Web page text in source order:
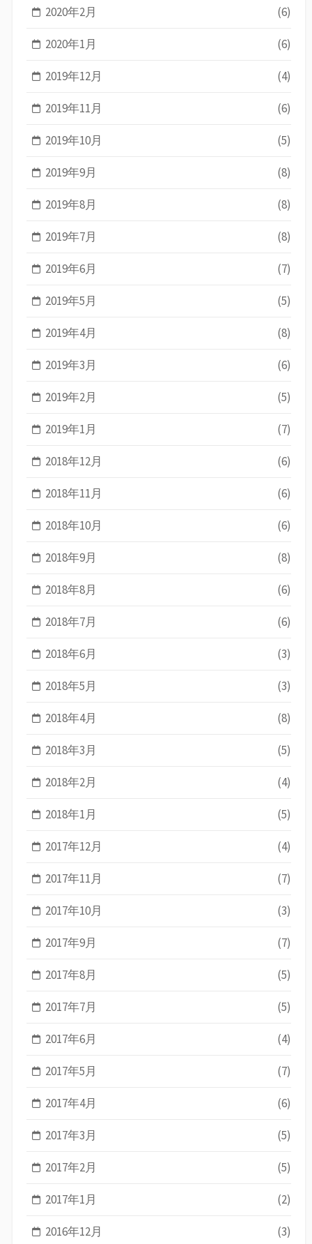
2020年2月 (6)
2020年1月 (6)
2019年12月 (4)
2019年11月 (6)
2019年10月 (5)
2019年9月 (8)
2019年8月 (8)
2019年7月 (8)
2019年6月 (7)
2019年5月 (5)
2019年4月 (8)
2019年3月 (6)
2019年2月 (5)
2019年1月 (7)
2018年12月 (6)
2018年11月 (6)
2018年10月 (6)
2018年9月 (8)
2018年8月 (6)
2018年7月 (6)
2018年6月 (3)
2018年5月 (3)
2018年4月 (8)
2018年3月 (5)
2018年2月 (4)
2018年1月 (5)
2017年12月 (4)
2017年11月 (7)
2017年10月 (3)
2017年9月 (7)
2017年8月 (5)
2017年7月 (5)
2017年6月 (4)
2017年5月 (7)
2017年4月 (6)
2017年3月 (5)
2017年2月 (5)
2017年1月 (2)
2016年12月 (3)